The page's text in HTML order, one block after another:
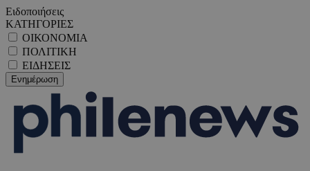
Ειδοποιήσεις
ΚΑΤΗΓΟΡΙΕΣ
ΟΙΚΟΝΟΜΙΑ
ΠΟΛΙΤΙΚΗ
ΕΙΔΗΣΕΙΣ